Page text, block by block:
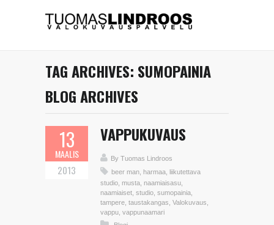
TAG ARCHIVES: SUMOPAINIA
BLOG ARCHIVES
13
MAALIS
2013
VAPPUKUVAUS
By Tuomas Lindroos
beer man harmaa liikutettava
studio musta naamiaisasu
naamiaiset studio sumopainia
tampere taustakangas Valokuvaus
vappu vappunaamari